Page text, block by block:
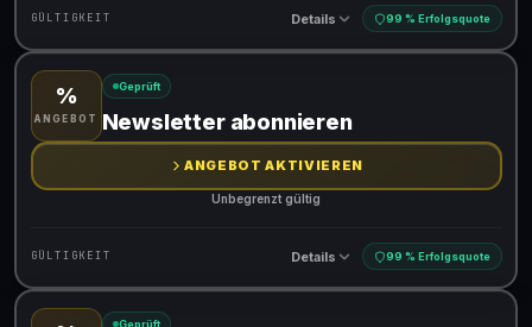
GÜLTIGKEIT Details 99 % Erfolgsquote
Gültig für teilnehmende Produkte
%
ANGEBOT
Geprüft
Newsletter abonnieren
ANGEBOT AKTIVIEREN
Unbegrenzt gültig
GÜLTIGKEIT Details 99 % Erfolgsquote
Geprüft